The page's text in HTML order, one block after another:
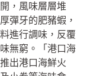
，風味層層堆
彈牙的肥豬蝦，
進行調味，反覆
無窮。「港口海
出港口海鮮火